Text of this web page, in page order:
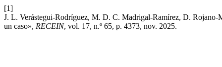
[1]
J. L. Verástegui-Rodríguez, M. D. C. Madrigal-Ramírez, D.
un caso», RECEIN, vol. 17, n.º 65, p. 4373, nov. 2025.